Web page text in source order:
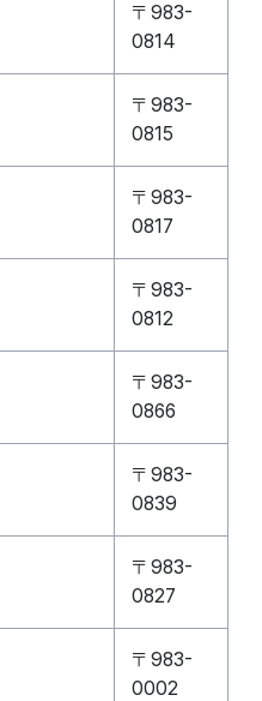
〒983-
0814
〒983-
0815
〒983-
0817
〒983-
0812
〒983-
0866
〒983-
0839
〒983-
0827
〒983-
0002